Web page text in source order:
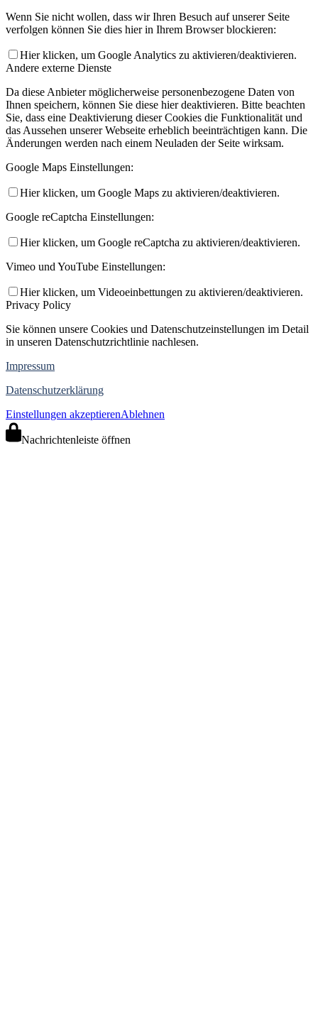
Wenn Sie nicht wollen, dass wir Ihren Besuch auf unserer Seite
verfolgen können Sie dies hier in Ihrem Browser blockieren:
Hier klicken, um Google Analytics zu aktivieren/deaktivieren.
Andere externe Dienste
Da diese Anbieter möglicherweise personenbezogene Daten von
Ihnen speichern, können Sie diese hier deaktivieren. Bitte beachten
Sie, dass eine Deaktivierung dieser Cookies die Funktionalität und
das Aussehen unserer Webseite erheblich beeinträchtigen kann. Die
Änderungen werden nach einem Neuladen der Seite wirksam.
Google Maps Einstellungen:
Hier klicken, um Google Maps zu aktivieren/deaktivieren.
Google reCaptcha Einstellungen:
Hier klicken, um Google reCaptcha zu aktivieren/deaktivieren.
Vimeo und YouTube Einstellungen:
Hier klicken, um Videoeinbettungen zu aktivieren/deaktivieren.
Privacy Policy
Sie können unsere Cookies und Datenschutzeinstellungen im Detail
in unseren Datenschutzrichtlinie nachlesen.
Impressum
Datenschutzerklärung
Einstellungen akzeptierenAblehnen
Nachrichtenleiste öffnen